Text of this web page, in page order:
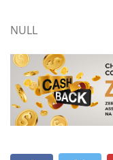
NULL